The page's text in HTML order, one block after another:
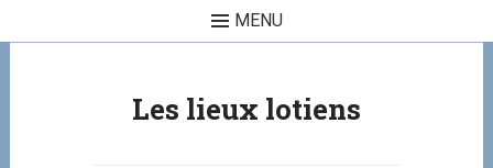
MENU
Les lieux lotiens